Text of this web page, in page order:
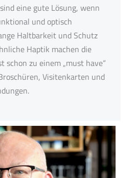
eine gute Lösung, wenn
und optisch
Haltbarkeit und Schutz
Haptik machen die
schon zu einem „must have“
Visitenkarten und